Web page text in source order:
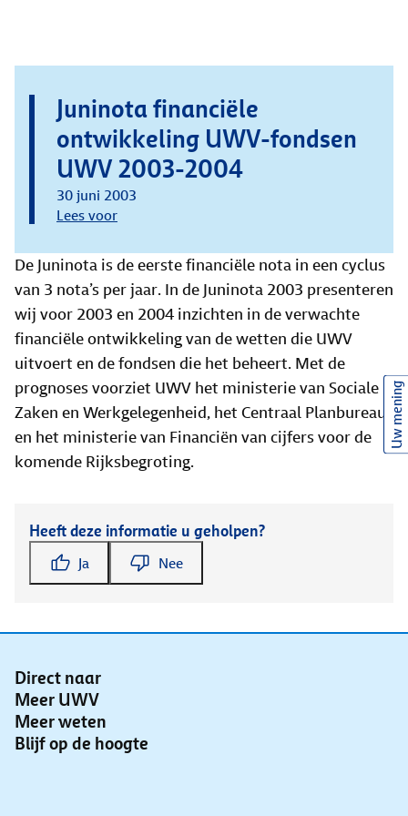
Juninota financiële
ontwikkeling UWV-fondsen
UWV 2003-2004
30 juni 2003
Lees voor
De Juninota is de eerste financiële nota in een cyclus
van 3 nota’s per jaar. In de Juninota 2003 presenteren
wij voor 2003 en 2004 inzichten in de verwachte
financiële ontwikkeling van de wetten die UWV
uitvoert en de fondsen die het beheert. Met de
prognoses voorziet UWV het ministerie van Sociale
Zaken en Werkgelegenheid, het Centraal Planbureau
en het ministerie van Financiën van cijfers voor de
komende Rijksbegroting.
Heeft deze informatie u geholpen?
Ja Nee
Direct naar
Meer UWV
Meer weten
Blijf op de hoogte
Uw mening